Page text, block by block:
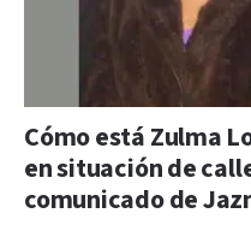
Cómo está Zulma
en situación de
comunicado de